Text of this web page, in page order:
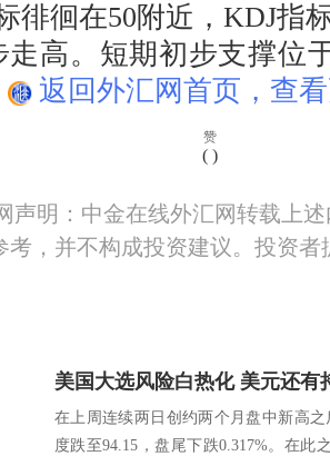
徘徊在50附近，KDJ指
高。短期初步支撑位
返回外汇网首页，查
赞
( )
声明：中金在线外汇网转载上
考，并不构成投资建议。投资
在上周连续两日创约两个月盘中新高
度跌至94.15，盘尾下跌0.317%。在此